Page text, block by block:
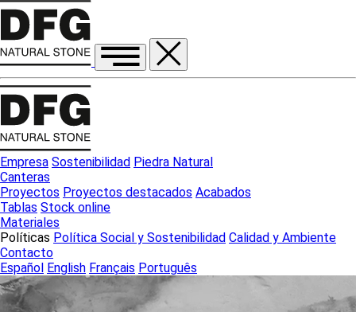
Empresa Sostenibilidad Piedra Natural
Canteras
Proyectos Proyectos destacados Acabados
Tablas Stock online
Materiales
Políticas Política Social y Sostenibilidad Calidad y Ambiente
Contacto
Español English Français Português